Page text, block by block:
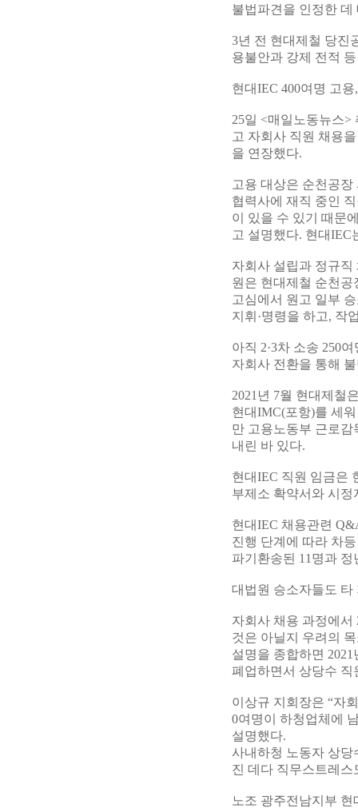
불법파견을 인정한
3년 전 현대제철 당진
용불안과 강제 전적
현대IEC 400여명 고
25일 <매일노동뉴스>
고 자회사 직원 채용
을 연장했다.
고용 대상은 순천공
협력사에 재직 중인
이 있을 수 있기 때문
고 설명했다. 현대IEC
자회사 설립과 정규직
원은 현대제철 순천
고심에서 원고 일부
지휘·명령을 하고, 작
아직 2·3차 소송 250
자회사 전환을 통해
2021년 7월 현대제철
현대IMC(포항)를 세
만 고용노동부 근로감
내린 바 있다.
현대IEC 직원 임금은
부제소 확약서와 시
현대IEC 채용관련
진행 단계에 따라 차
파기환송된 11명과
대법원 승소자들도 타
자회사 채용 과정에서
것은 아닐지 우려의
설명을 종합하면
폐업하면서 상당수 직
이상규 지회장은 “자
0여명이 하청업체에
설명했다.
사내하청 노동자 상
진 데다 직무스트레
노조 광주전남지부 현